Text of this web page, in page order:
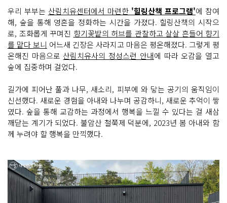
우리 부부는 산림치유센터에서 마련한 '힐링산책 프로그램'에 참여
해, 숲을 통해 영혼을 정화하는 시간을 가졌다. 힐링산책의 시작으
로, 조화롭게 꾸며진 향기꽃밭의 허브를 관찰하고 살살 흔들어 향기
를 맡다 보니 어느새 긴장은 사라지고 마음은 평온해졌다. 그렇게 평
온해진 마음으로 산림치유사의 정성스런 안내에 따라 오감을 열고
숲에 집중하며 걸었다.
길가에 피어난 풀과 나무, 새소리, 피부에 와 닿는 공기의 움직임이
신선했다. 새로운 경험을 아내와 나누며 공감하니, 새로운 추억이 쌓
였다. 숲을 통해 교감하는 과정에서 행복을 느낄 수 있다는 걸 새삼
깨닫는 계기가 되었다. 불암산 철쭉제 덕분에, 2023년 봄 아내와 함
께 누려야 할 행복을 만끽했다.